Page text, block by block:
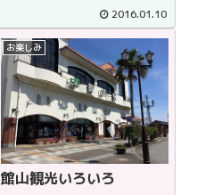
2016.01.10
お楽しみ
館山観光いろいろ